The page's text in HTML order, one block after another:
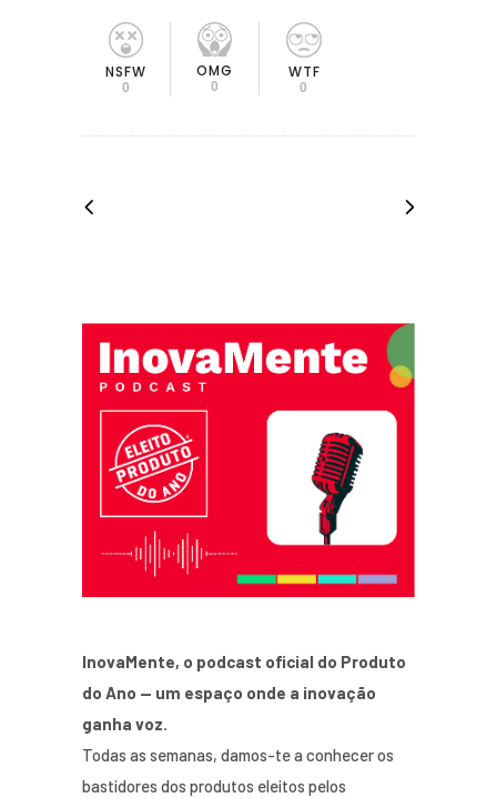
NSFW
0
OMG
0
WTF
0
InovaMente, o podcast oficial do Produto
do Ano — um espaço onde a inovação
ganha voz.
Todas as semanas, damos-te a conhecer os
bastidores dos produtos eleitos pelos